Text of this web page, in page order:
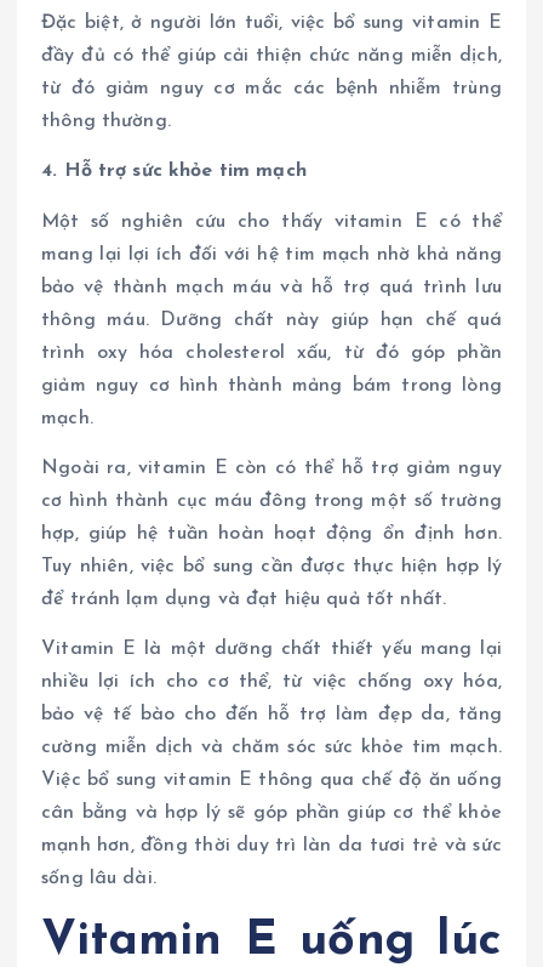
Đặc biệt, ở người lớn tuổi, việc bổ sung vitamin E
đầy đủ có thể giúp cải thiện chức năng miễn dịch,
từ đó giảm nguy cơ mắc các bệnh nhiễm trùng
thông thường.
4. Hỗ trợ sức khỏe tim mạch
Một số nghiên cứu cho thấy vitamin E có thể
mang lại lợi ích đối với hệ tim mạch nhờ khả năng
bảo vệ thành mạch máu và hỗ trợ quá trình lưu
thông máu. Dưỡng chất này giúp hạn chế quá
trình oxy hóa cholesterol xấu, từ đó góp phần
giảm nguy cơ hình thành mảng bám trong lòng
mạch.
Ngoài ra, vitamin E còn có thể hỗ trợ giảm nguy
cơ hình thành cục máu đông trong một số trường
hợp, giúp hệ tuần hoàn hoạt động ổn định hơn.
Tuy nhiên, việc bổ sung cần được thực hiện hợp lý
để tránh lạm dụng và đạt hiệu quả tốt nhất.
Vitamin E là một dưỡng chất thiết yếu mang lại
nhiều lợi ích cho cơ thể, từ việc chống oxy hóa,
bảo vệ tế bào cho đến hỗ trợ làm đẹp da, tăng
cường miễn dịch và chăm sóc sức khỏe tim mạch.
Việc bổ sung vitamin E thông qua chế độ ăn uống
cân bằng và hợp lý sẽ góp phần giúp cơ thể khỏe
mạnh hơn, đồng thời duy trì làn da tươi trẻ và sức
sống lâu dài.
Vitamin E uống lúc